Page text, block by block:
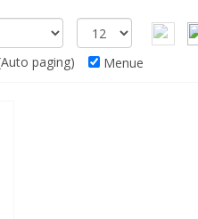
paging) Menue